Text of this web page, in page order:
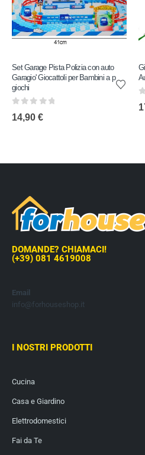
Set Garage Pista Polizia con auto
Garagio' Giocattoli per Bambini a p
giochi
14,90 €
DOMANDE? CHIAMACI!
(+39) 081 4619008
Email
info@forhouseshop.it
I NOSTRI PRODOTTI
Cucina
Casa e Giardino
Elettrodomestici
Fai da Te